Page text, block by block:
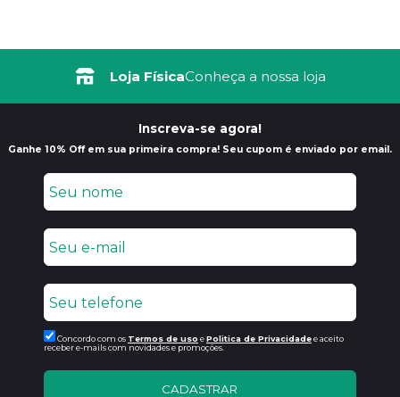
Loja FísicaConheça a nossa loja
Inscreva-se agora!
Ganhe 10% Off em sua primeira compra! Seu cupom é enviado por email.
Concordo com os Termos de uso ePolitica de Privacidadee aceito
receber e-mails com novidades e promoções.
CADASTRAR